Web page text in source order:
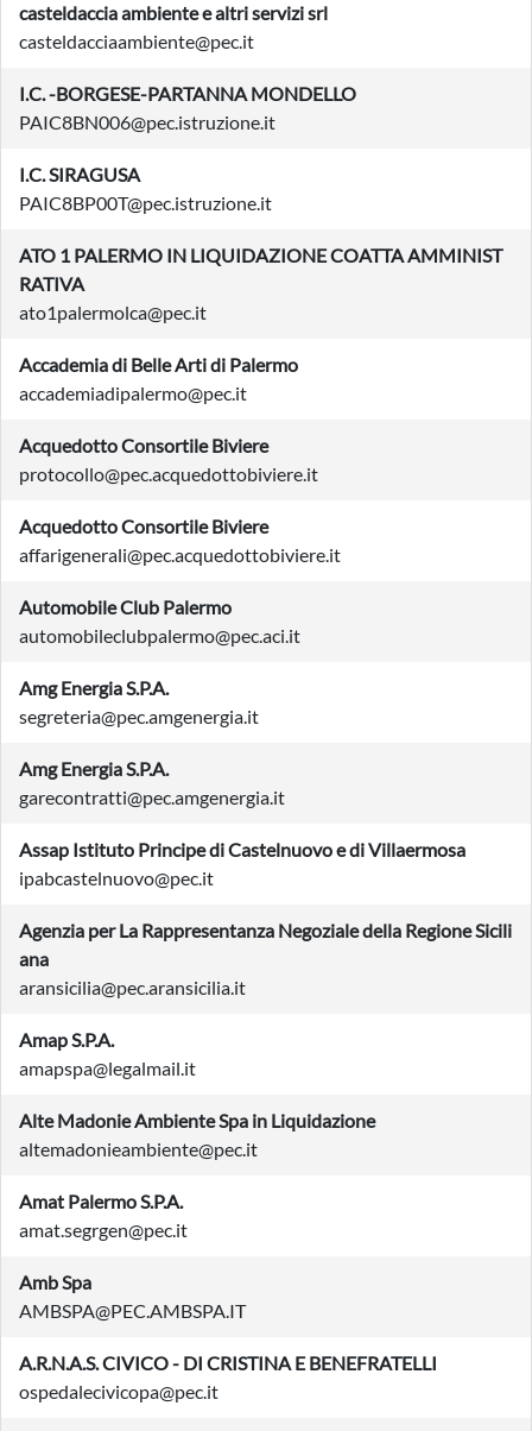
casteldaccia ambiente e altri servizi srl
casteldacciaambiente@pec.it
I.C. -BORGESE-PARTANNA MONDELLO
PAIC8BN006@pec.istruzione.it
I.C. SIRAGUSA
PAIC8BP00T@pec.istruzione.it
ATO 1 PALERMO IN LIQUIDAZIONE COATTA AMMINIST
RATIVA
ato1palermolca@pec.it
Accademia di Belle Arti di Palermo
accademiadipalermo@pec.it
Acquedotto Consortile Biviere
protocollo@pec.acquedottobiviere.it
Acquedotto Consortile Biviere
affarigenerali@pec.acquedottobiviere.it
Automobile Club Palermo
automobileclubpalermo@pec.aci.it
Amg Energia S.P.A.
segreteria@pec.amgenergia.it
Amg Energia S.P.A.
garecontratti@pec.amgenergia.it
Assap Istituto Principe di Castelnuovo e di Villaermosa
ipabcastelnuovo@pec.it
Agenzia per La Rappresentanza Negoziale della Regione Sicili
ana
aransicilia@pec.aransicilia.it
Amap S.P.A.
amapspa@legalmail.it
Alte Madonie Ambiente Spa in Liquidazione
altemadonieambiente@pec.it
Amat Palermo S.P.A.
amat.segrgen@pec.it
Amb Spa
AMBSPA@PEC.AMBSPA.IT
A.R.N.A.S. CIVICO - DI CRISTINA E BENEFRATELLI
ospedalecivicopa@pec.it